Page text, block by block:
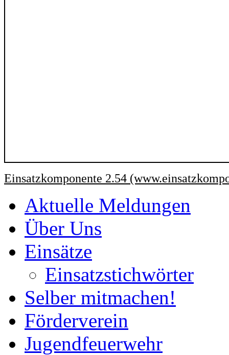
Einsatzkomponente 2.54
Aktuelle Meldungen
Über Uns
Einsätze
Einsatzstichwörter
Selber mitmachen!
Förderverein
Jugendfeuerwehr